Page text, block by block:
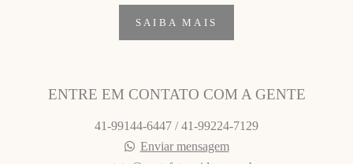
SAIBA MAIS
ENTRE EM CONTATO COM A GENTE
41-99144-6447 / 41-99224-7129
Enviar mensagem